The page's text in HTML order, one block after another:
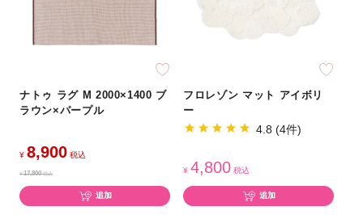
ナトゥ ラグ M 2000×1400 ブ
ラウン×パープル
¥ 8,900 税込
¥17,800税込
追加
フロレゾン マット アイボリ
ー
4.8 (4件)
¥ 4,800 税込
追加